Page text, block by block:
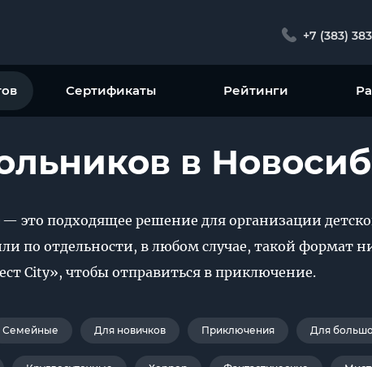
+7 (383)
Сертификаты Рейтинги
в
это подходящее решение для организации
по отдельности, в любом случае, такой формат
City», чтобы отправиться в приключение.
Семейные Для новичков Приключения Для